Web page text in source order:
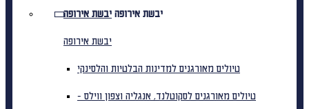
יבשת אירופה יבשת אירופה
יבשת אירופה
טיולים מאורגנים למדינות הבלטיות והלסינקי
טיולים מאורגנים לסקוטלנד, אנגליה וצפון ווילס -